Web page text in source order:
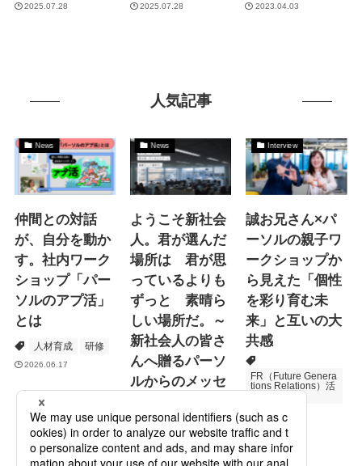
2025.07.28 2025.07.28 2023.04.03
人気記事
News
仲間との対話
が、自分を動か
す。社内ワーク
ショップ「パー
ソルのアプ活」
とは
人材育成 研修
2026.06.17
News
ようこそ新社会
人。君が選んだ
場所は 君が思
っているよりも
ずっと 素晴ら
しい場所だ。～
新社会人の皆さ
んへ贈るパーソ
ルからのメッセ
Specialized Servic
es
Interview
誠お兄さん×パ
ーソルの親子ワ
ークショップか
ら見えた「個性
を彩り育む未
来」と互いの大
共感
FR（Future Genera
tions Relations）活
次世代育成
2026.06.16